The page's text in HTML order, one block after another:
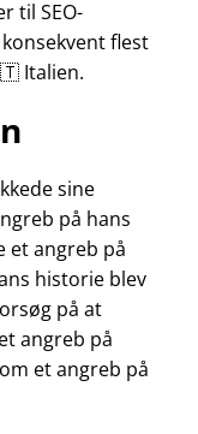
til SEO-
flest
Italien.
sine
på hans
et angreb på
historie blev
på at
angreb på
et angreb på